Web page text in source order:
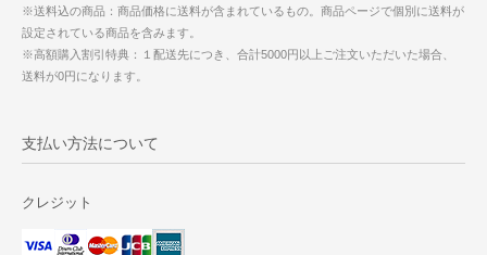
※送料込の商品：商品価格に送料が含まれているもの。商品ページで個別に送料が
設定されている商品を含みます。
※高額購入割引特典：１配送先につき、合計5000円以上ご注文いただいた場合、
送料が0円になります。
支払い方法について
クレジット